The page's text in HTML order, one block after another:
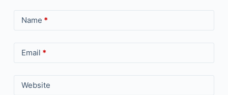
Name *
Email *
Website